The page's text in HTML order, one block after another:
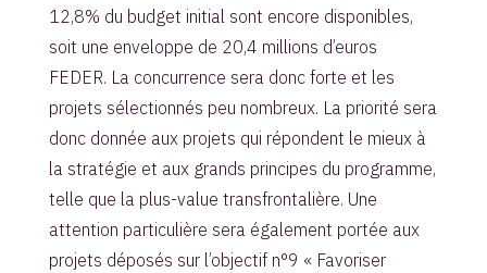
12,8% du budget initial sont encore disponibles,
soit une enveloppe de 20,4 millions d’euros
FEDER. La concurrence sera donc forte et les
projets sélectionnés peu nombreux. La priorité sera
donc donnée aux projets qui répondent le mieux à
la stratégie et aux grands principes du programme,
telle que la plus-value transfrontalière. Une
attention particulière sera également portée aux
projets déposés sur l’objectif n°9 « Favoriser